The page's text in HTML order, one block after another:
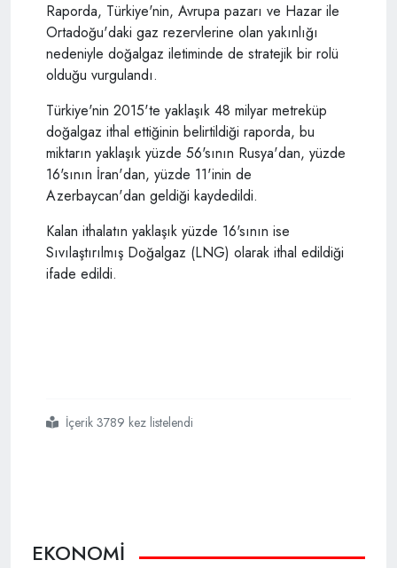
Raporda, Türkiye'nin, Avrupa pazarı ve Hazar ile
Ortadoğu'daki gaz rezervlerine olan yakınlığı
nedeniyle doğalgaz iletiminde de stratejik bir rolü
olduğu vurgulandı.
Türkiye'nin 2015'te yaklaşık 48 milyar metreküp
doğalgaz ithal ettiğinin belirtildiği raporda, bu
miktarın yaklaşık yüzde 56'sının Rusya'dan, yüzde
16'sının İran'dan, yüzde 11'inin de
Azerbaycan'dan geldiği kaydedildi.
Kalan ithalatın yaklaşık yüzde 16'sının ise
Sıvılaştırılmış Doğalgaz (LNG) olarak ithal edildiği
ifade edildi.
#abd
#enerji
#enformasyon
#raporu
#yayınlandı
İçerik 3789 kez listelendi
EKONOMİ